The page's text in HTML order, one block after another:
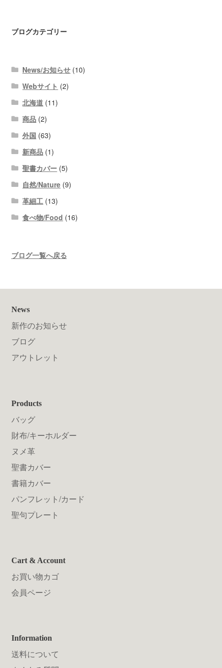
ブログカテゴリー
News/お知らせ (10)
Webサイト (2)
北海道 (11)
商品 (2)
外国 (63)
新商品 (1)
聖書カバー (5)
自然/Nature (9)
革細工 (13)
食べ物/Food (16)
ブログ一覧へ戻る
News
新作のお知らせ
ブログ
アウトレット
Products
バッグ
財布/キーホルダー
ヌメ革
聖書カバー
書籍カバー
パンフレット/カード
聖句プレート
Cart & Account
お買い物カゴ
会員ページ
Information
送料について